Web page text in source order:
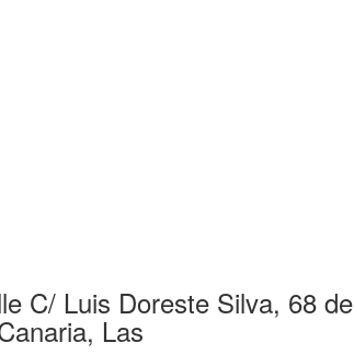
C/ Luis Doreste Silva, 68 de
Las